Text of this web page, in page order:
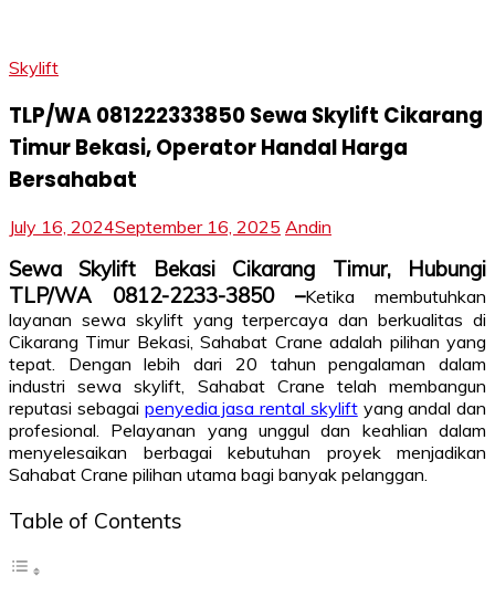
Skylift
TLP/WA 081222333850 Sewa Skylift Cikarang
Timur Bekasi, Operator Handal Harga
Bersahabat
July 16, 2024September 16, 2025 Andin
Sewa Skylift Bekasi Cikarang Timur, Hubungi
TLP/WA 0812-2233-3850 –Ketika membutuhkan
layanan sewa skylift yang terpercaya dan berkualitas di
Cikarang Timur Bekasi, Sahabat Crane adalah pilihan yang
tepat. Dengan lebih dari 20 tahun pengalaman dalam
industri sewa skylift, Sahabat Crane telah membangun
reputasi sebagai penyedia jasa rental skyliftyang andal dan
profesional. Pelayanan yang unggul dan keahlian dalam
menyelesaikan berbagai kebutuhan proyek menjadikan
Sahabat Crane pilihan utama bagi banyak pelanggan.
Table of Contents